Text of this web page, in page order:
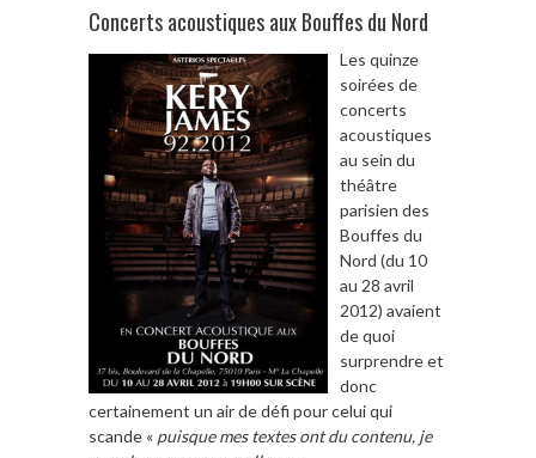
Concerts acoustiques aux Bouffes du Nord
Les quinze
soirées de
concerts
acoustiques
au sein du
théâtre
parisien des
Bouffes du
Nord (du 10
au 28 avril
2012) avaient
de quoi
surprendre et
donc
certainement un air de défi pour celui qui
scande « puisque mes textes ont du contenu, je